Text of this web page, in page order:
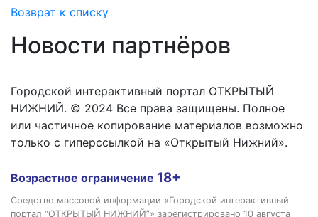
Возврат к списку
Новости партнёров
Городской интерактивный портал ОТКРЫТЫЙ
НИЖНИЙ. © 2024 Все права защищены. Полное
или частичное копирование материалов возможно
только с гиперссылкой на «Открытый Нижний».
Возрастное ограничение 18+
Средство массовой информации «Городской интерактивный
портал “ОТКРЫТЫЙ НИЖНИЙ”» зарегистрировано 10 августа